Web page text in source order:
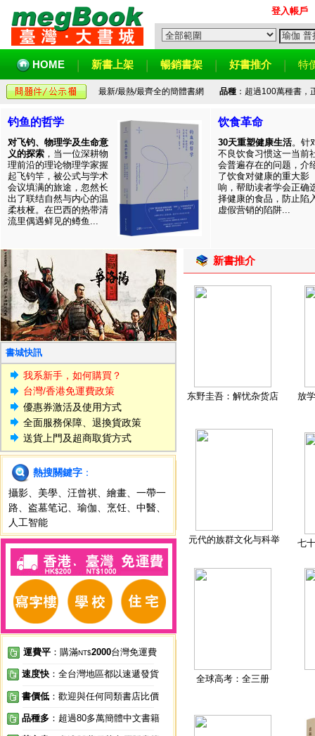
登入帳戶
HOME 新書上架 暢銷書架 好書推介 特
最新/最熱/最齊全的簡體書網 品種：超過100萬種書，
钓鱼的哲学
对飞钓、物理学及生命意
义的探索 ，当一位深耕物
理前沿的理论物理学家握
起飞钓竿，被公式与学术
会议填满的旅途，忽然长
出了联结自然与内心的温
柔枝桠。在巴西的热带清
流里偶遇鲜见的鳟鱼...
饮食革命
30天重塑健康生活。针
不良饮食习惯这一当前
会普遍存在的问题，介
了饮食对健康的重大影
响，帮助读者学会正确
择健康的食品，防止陷
虚假营销的陷阱...
書城快訊
我系新手，如何購買？
台灣/香港免運費政策
優惠券激活及使用方式
全面服務保障、退換貨政策
送貨上門及超商取貨方式
熱搜關鍵字 ：
攝影
美學 汪曾祺 繪畫
一帶一
路
盗墓笔记 瑜伽 烹饪 中醫
人工智能
運費平 ：購滿NT$2000台灣免運費
速度快 ：全台灣地區都以速遞發貨
書價低 ：歡迎與任何同類書店比價
品種多 ：超過80多萬簡體中文書籍
新書推介
东野圭吾：解忧杂货店 放
元代的族群文化与科举 七
全球高考：全三册